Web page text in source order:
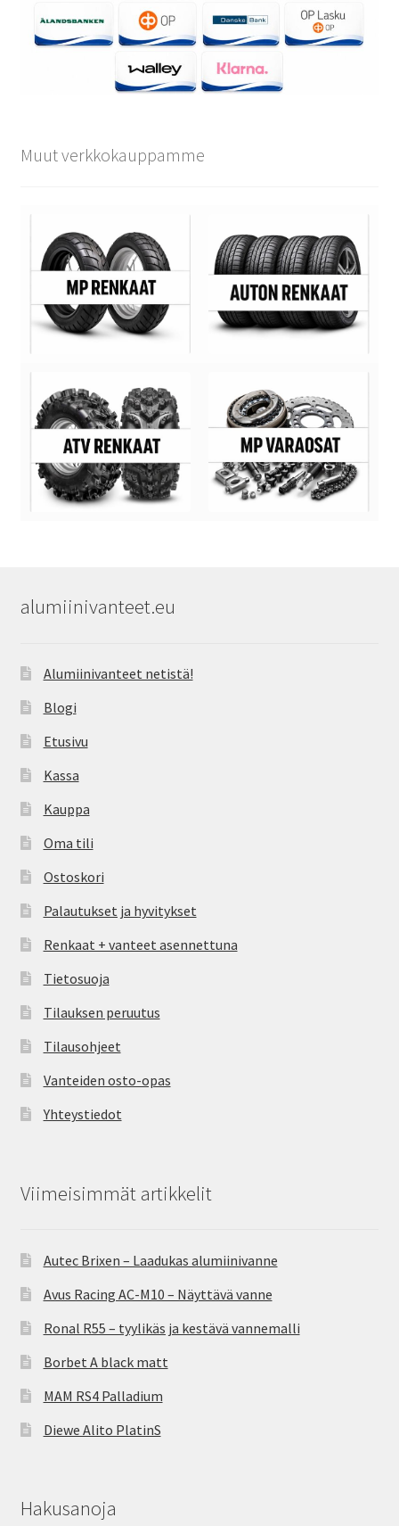
Muut verkkokauppamme
alumiinivanteet.eu
Alumiinivanteet netistä!
Blogi
Etusivu
Kassa
Kauppa
Oma tili
Ostoskori
Palautukset ja hyvitykset
Renkaat + vanteet asennettuna
Tietosuoja
Tilauksen peruutus
Tilausohjeet
Vanteiden osto-opas
Yhteystiedot
Viimeisimmät artikkelit
Autec Brixen – Laadukas alumiinivanne
Avus Racing AC-M10 – Näyttävä vanne
Ronal R55 – tyylikäs ja kestävä vannemalli
Borbet A black matt
MAM RS4 Palladium
Diewe Alito PlatinS
Hakusanoja